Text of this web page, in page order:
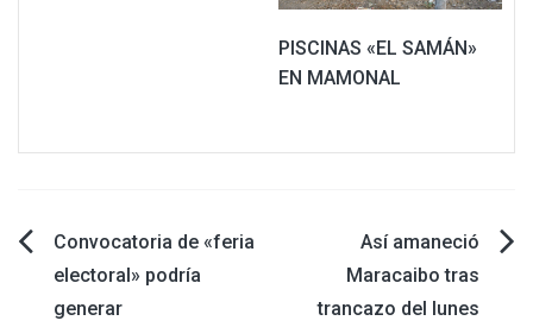
PISCINAS «EL SAMÁN»
EN MAMONAL
Navegación
de
Convocatoria de «feria
electoral» podría
generar
Así amaneció
Maracaibo tras
trancazo del lunes